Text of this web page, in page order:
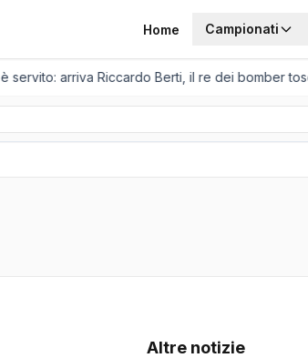
Home Campionati
arriva Riccardo Berti, il re dei bomber
Altre notizie